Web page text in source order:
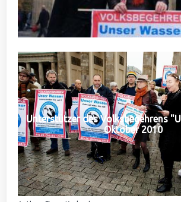
Unterstützer des Volksbegehrens
Oktober 2010